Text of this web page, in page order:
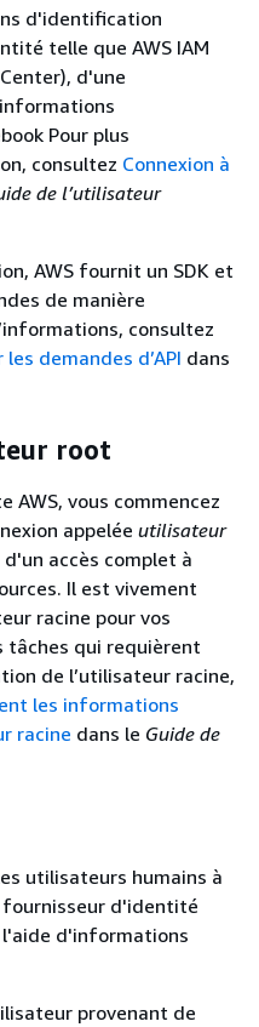
d'identification
telle que AWS IAM
d'une
Pour plus
consultez Connexion à
de l’utilisateur
AWS fournit un SDK et
de manière
consultez
demandes d’API dans
root
AWS, vous commencez
appelée utilisateur
accès complet à
Il est vivement
racine pour vos
tâches qui requièrent
de l’utilisateur racine,
les informations
racine dans le Guide de
utilisateurs humains à
d'identité
l'aide d'informations
provenant de